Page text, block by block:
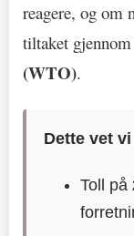
reagere, og om
tiltaket gjennom
(WTO).
Dette vet vi
Toll på